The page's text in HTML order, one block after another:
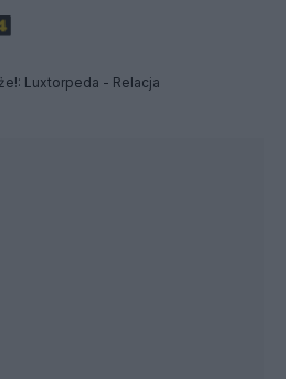
Luxtorpeda - Relacja